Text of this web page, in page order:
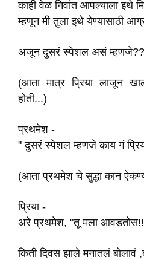
काही वेळ निवांत आपल्याला इथे
म्हणून मी तुला इथे येण्यासाठी
अजून दुसरं स्पेशल असं
(आता मात्र प्रिया लाजून
होती...)
प्रथमेश -
" दुसरं स्पेशल म्हणजे काय गं
(आता प्रथमेश चे सुद्धा कान
प्रिया -
अरे प्रथमेश, "तू मला
किती दिवस झाले मनातलं बोलावं